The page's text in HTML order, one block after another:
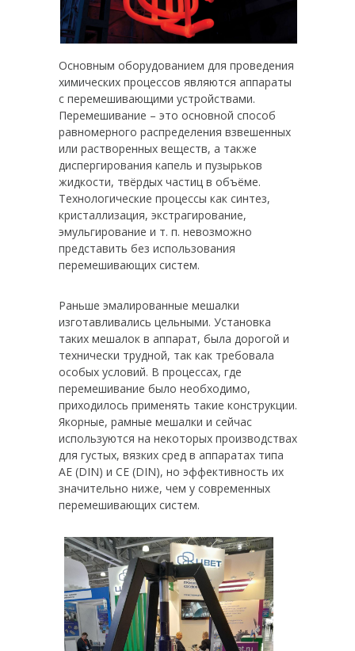
Основным оборудованием для проведения
химических процессов являются аппараты
с перемешивающими устройствами.
Перемешивание – это основной способ
равномерного распределения взвешенных
или растворенных веществ, а также
диспергирования капель и пузырьков
жидкости, твёрдых частиц в объёме.
Технологические процессы как синтез,
кристаллизация, экстрагирование,
эмульгирование и т. п. невозможно
представить без использования
перемешивающих систем.
Раньше эмалированные мешалки
изготавливались цельными. Установка
таких мешалок в аппарат, была дорогой и
технически трудной, так как требовала
особых условий. В процессах, где
перемешивание было необходимо,
приходилось применять такие конструкции.
Якорные, рамные мешалки и сейчас
используются на некоторых производствах
для густых, вязких сред в аппаратах типа
АЕ (DIN) и СЕ (DIN), но эффективность их
значительно ниже, чем у современных
перемешивающих систем.